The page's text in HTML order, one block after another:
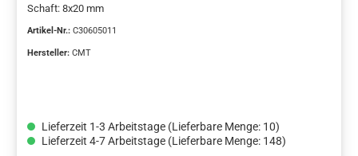
Schaft: 8x20 mm
Artikel-Nr.: C30605011
Hersteller: CMT
Lieferzeit 1-3 Arbeitstage (Lieferbare Menge: 10)
Lieferzeit 4-7 Arbeitstage (Lieferbare Menge: 148)